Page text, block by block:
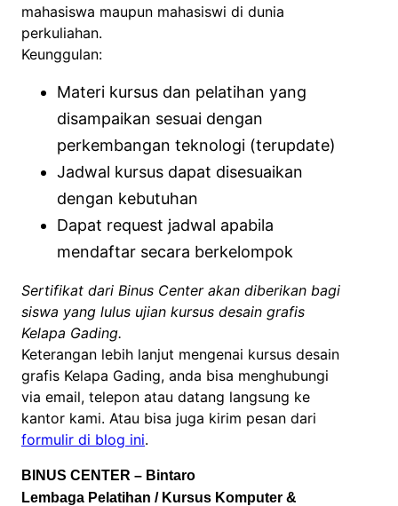
mahasiswa maupun mahasiswi di dunia
perkuliahan.
Keunggulan:
Materi kursus dan pelatihan yang
disampaikan sesuai dengan
perkembangan teknologi (terupdate)
Jadwal kursus dapat disesuaikan
dengan kebutuhan
Dapat request jadwal apabila
mendaftar secara berkelompok
Sertifikat dari Binus Center akan diberikan bagi
siswa yang lulus ujian kursus desain grafis
Kelapa Gading.
Keterangan lebih lanjut mengenai kursus desain
grafis Kelapa Gading, anda bisa menghubungi
via email, telepon atau datang langsung ke
kantor kami. Atau bisa juga kirim pesan dari
formulir di blog ini.
BINUS CENTER – Bintaro
Lembaga Pelatihan / Kursus Komputer &